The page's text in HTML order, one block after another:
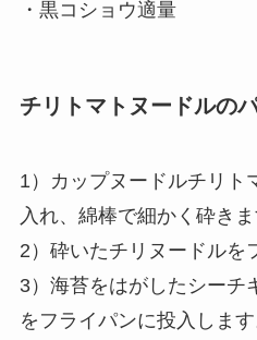
・黒コショウ適量
チリトマトヌードルの
1）カップヌードルチリト
入れ、綿棒で細かく砕きま
2）砕いたチリヌードルを
3）海苔をはがしたシーチ
をフライパンに投入します